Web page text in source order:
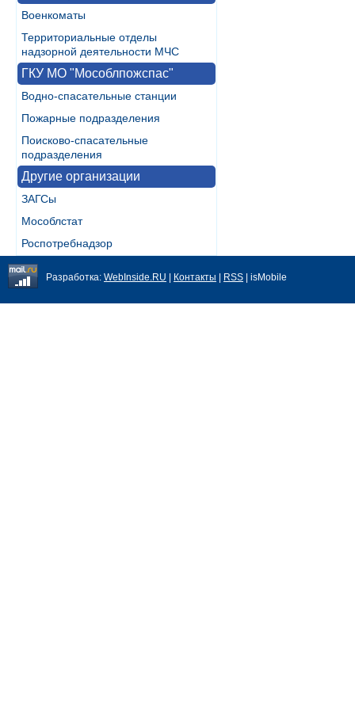
Военкоматы
Территориальные отделы
надзорной деятельности МЧС
ГКУ МО "Мособлпожспас"
Водно-спасательные станции
Пожарные подразделения
Поисково-спасательные
подразделения
Другие организации
ЗАГСы
Мособлстат
Роспотребнадзор
Разработка: WebInside.RU Контакты RSS | isMobile